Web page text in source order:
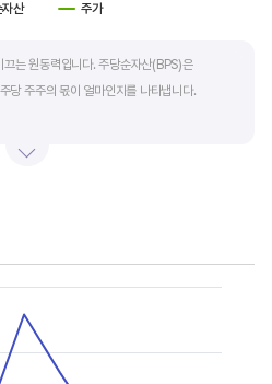
자산 주가
는 원동력입니다. 주당순자산(BPS)은
당 주주의 몫이 얼마인지를 나타냅니다.
라 주가도 오르게 됩니다.
처럼 분모에 자본총계를 넣어 계산하는
게 나옵니다. 이런 부분을 감안해 미국 기업의
을 판단하는 것이 좋습니다.
categories.
values. Data ranges from